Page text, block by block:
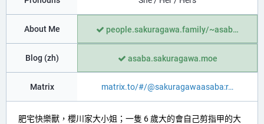
About Me people.sakuragawa.family/~asab
Blog (zh) asaba.sakuragawa.moe
Matrix matrix.to/#/@sakuragawaasaba:r
肥宅快樂獸，櫻川家大小姐；一隻 6 歲大的會自己剪指甲的大